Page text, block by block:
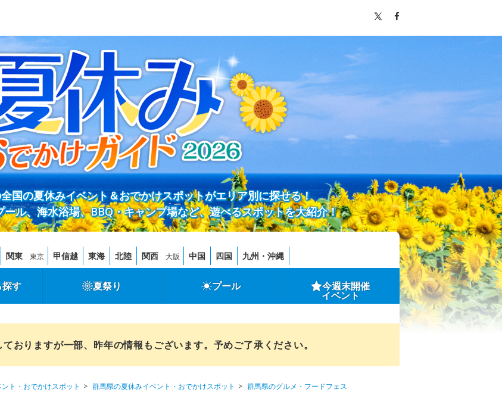
国の夏休みイベント＆おでかけスポットがエリア別に探せる！
ル、海水浴場、BBQ・キャンプ場など、遊べるスポットを大紹介！
関東 東京 甲信越 東海 北陸 関西 大阪 中国 四国 九州・沖縄
探す 夏祭り プール 今週末開催
イベント
おりますが一部、昨年の情報もございます。予めご了承ください。
ト・おでかけスポット 群馬県の夏休みイベント・おでかけスポット
群馬県のグルメ・フードフェス